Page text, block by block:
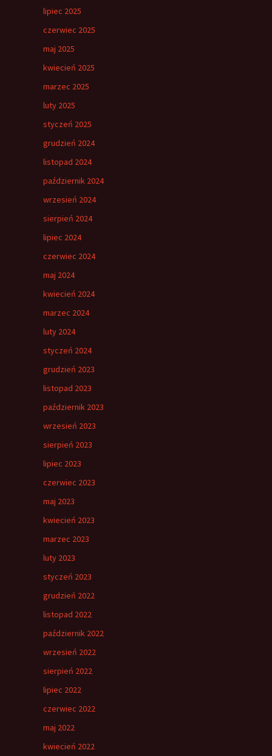
lipiec 2025
czerwiec 2025
maj 2025
kwiecień 2025
marzec 2025
luty 2025
styczeń 2025
grudzień 2024
listopad 2024
październik 2024
wrzesień 2024
sierpień 2024
lipiec 2024
czerwiec 2024
maj 2024
kwiecień 2024
marzec 2024
luty 2024
styczeń 2024
grudzień 2023
listopad 2023
październik 2023
wrzesień 2023
sierpień 2023
lipiec 2023
czerwiec 2023
maj 2023
kwiecień 2023
marzec 2023
luty 2023
styczeń 2023
grudzień 2022
listopad 2022
październik 2022
wrzesień 2022
sierpień 2022
lipiec 2022
czerwiec 2022
maj 2022
kwiecień 2022